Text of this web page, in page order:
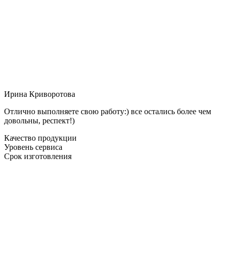
Ирина Криворотова
Отлично выполняете свою работу:) все остались более чем
довольны, респект!)
Качество продукции
Уровень сервиса
Срок изготовления